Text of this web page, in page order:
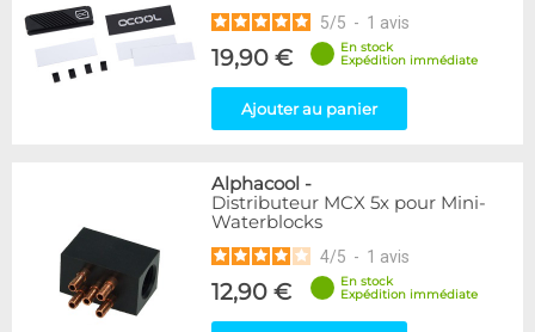
5/5 - 1 avis
19,90 €
En stock
Expédition immédiate
Ajouter au panier
Alphacool -
Distributeur MCX 5x pour Mini-
Waterblocks
4/5 - 1 avis
12,90 €
En stock
Expédition immédiate